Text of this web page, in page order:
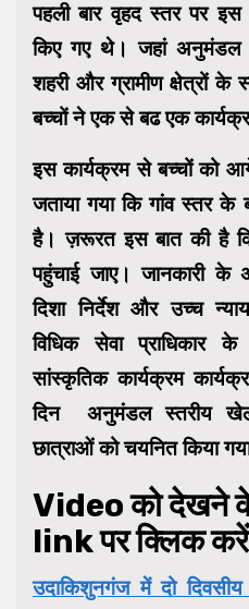
पहली बार वृहद स्तर पर
किए गए थे। जहां अनुमंडल
शहरी और ग्रामीण क्षेत्रों के
बच्चों ने एक से बढ एक
इस कार्यक्रम से बच्चों को
जताया गया कि गांव स्तर के
है। ज़रूरत इस बात की है कि
पहुंचाई जाए। जानकारी के
दिशा निर्देश और उच्च
विधिक सेवा प्राधिकार
सांस्कृतिक कार्यक्रम
दिन अनुमंडल स्तरीय
छात्राओं को चयनित किया
Video को देखने
link पर क्लिक करें
उदाकिशुनगंज में दो